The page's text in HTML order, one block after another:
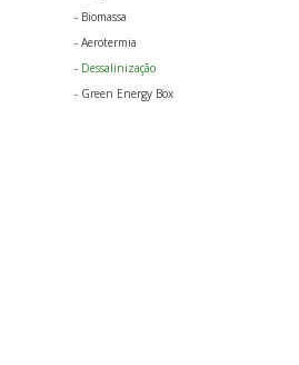
- Biomassa
- Aerotermia
- Dessalinização
- Green Energy Box